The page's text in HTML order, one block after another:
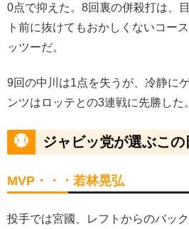
0点で抑えた。8回裏の併殺打は、
ト前に抜けてもおかしくないコー
ッツーだ。
9回の中川は1点を失うが、冷静に
ンツはロッテとの3連戦に先勝した。
ジャビッ党が選ぶこの
MVP・・・若林晃弘
投手では宮國、レフトからのバッ